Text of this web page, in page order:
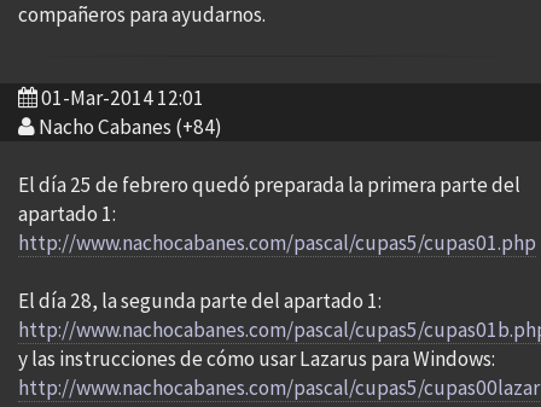
compañeros para ayudarnos.
01-Mar-2014 12:01
Nacho Cabanes (+84)
El día 25 de febrero quedó preparada la primera parte del
apartado 1:
http://www.nachocabanes.com/pascal/cupas5/cupas01.php
El día 28, la segunda parte del apartado 1:
http://www.nachocabanes.com/pascal/cupas5/
y las instrucciones de cómo usar Lazarus para Windows:
http://www.nachocabanes.com/pascal/cupas5/